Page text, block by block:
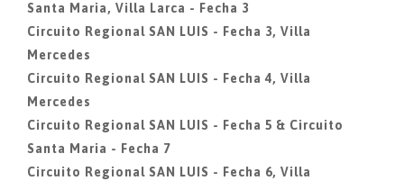
Santa Maria, Villa Larca - Fecha 3
Circuito Regional SAN LUIS - Fecha 3, Villa
Mercedes
Circuito Regional SAN LUIS - Fecha 4, Villa
Mercedes
Circuito Regional SAN LUIS - Fecha 5 & Circuito
Santa Maria - Fecha 7
Circuito Regional SAN LUIS - Fecha 6, Villa